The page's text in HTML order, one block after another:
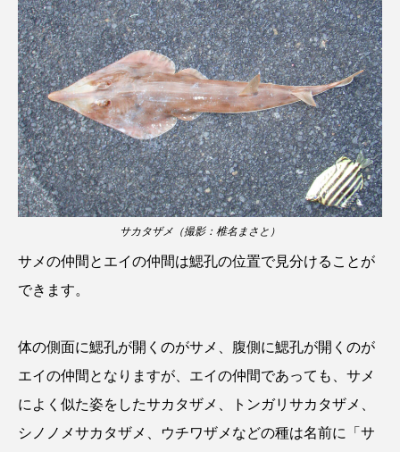
サカタザメ（撮影：椎名まさと）
サメの仲間とエイの仲間は鰓孔の位置で見分けることが
できます。
体の側面に鰓孔が開くのがサメ、腹側に鰓孔が開くのが
エイの仲間となりますが、エイの仲間であっても、サメ
によく似た姿をしたサカタザメ、トンガリサカタザメ、
シノノメサカタザメ、ウチワザメなどの種は名前に「サ